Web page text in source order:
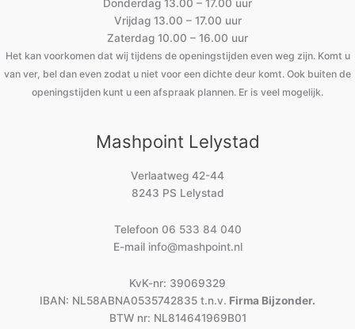
Donderdag 13.00 – 17.00 uur
Vrijdag 13.00 – 17.00 uur
Zaterdag 10.00 – 16.00 uur
Het kan voorkomen dat wij tijdens de openingstijden even weg zijn. Komt u
van ver, bel dan even zodat u niet voor een dichte deur komt. Ook buiten de
openingstijden kunt u een afspraak plannen. Er is veel mogelijk.
Mashpoint Lelystad
Verlaatweg 42-44
8243 PS Lelystad
Telefoon 06 533 84 040
E-mail info@mashpoint.nl
KvK-nr: 39069329
IBAN: NL58ABNA0535742835 t.n.v. Firma Bijzonder.
BTW nr: NL814641969B01